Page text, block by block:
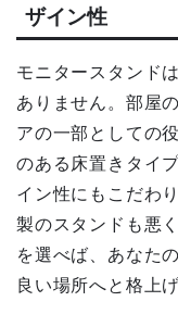
ザイン性
モニタースタンド
ありません。部屋
アの一部としての
のある床置きタイ
イン性にもこだわ
製のスタンドも悪
を選べば、あなた
良い場所へと格上